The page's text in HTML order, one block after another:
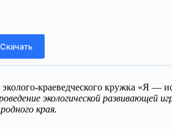
Скачать
краеведческого кружка «Я —
экологической
края.